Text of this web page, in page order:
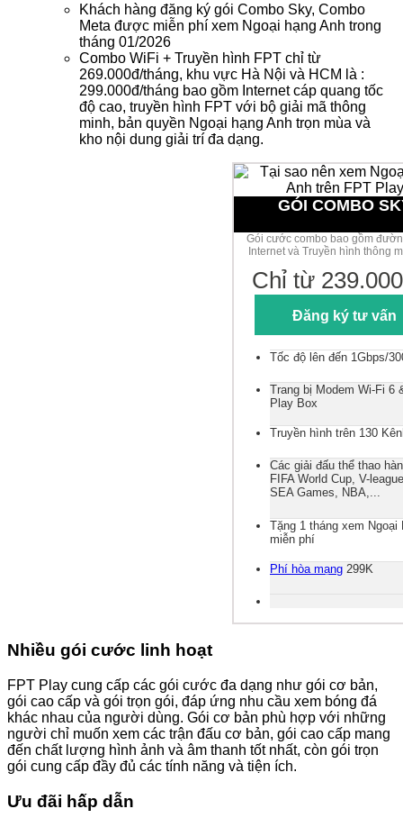
Khách hàng đăng ký gói Combo Sky, Combo
Meta được miễn phí xem Ngoại hạng Anh trong
tháng 01/2026
Combo WiFi + Truyền hình FPT chỉ từ
269.000đ/tháng, khu vực Hà Nội và HCM là :
299.000đ/tháng bao gồm Internet cáp quang tốc
độ cao, truyền hình FPT với bộ giải mã thông
minh, bản quyền Ngoại hạng Anh trọn mùa và
kho nội dung giải trí đa dạng.
GÓI COMBO
Gói cước combo bao gồm
Internet và Truyền hình thông
Chỉ từ 239.000
Đăng ký tư vấn
Tốc độ lên đến 1Gbps/
Trang bị Modem Wi-Fi 6
Play Box
Truyền hình trên 130
Các giải đấu thể thao
FIFA World Cup, V-
SEA Games, NBA,...
Tặng 1 tháng xem Ngoại
miễn phí
Phí hòa mạng 299K
Nhiều gói cước linh hoạt
FPT Play cung cấp các gói cước đa dạng như gói cơ bản,
gói cao cấp và gói trọn gói, đáp ứng nhu cầu xem bóng đá
khác nhau của người dùng. Gói cơ bản phù hợp với những
người chỉ muốn xem các trận đấu cơ bản, gói cao cấp mang
đến chất lượng hình ảnh và âm thanh tốt nhất, còn gói trọn
gói cung cấp đầy đủ các tính năng và tiện ích.
Ưu đãi hấp dẫn